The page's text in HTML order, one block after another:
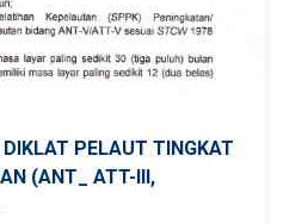
PELAUT TINGKAT
(ANT_ ATT-III,